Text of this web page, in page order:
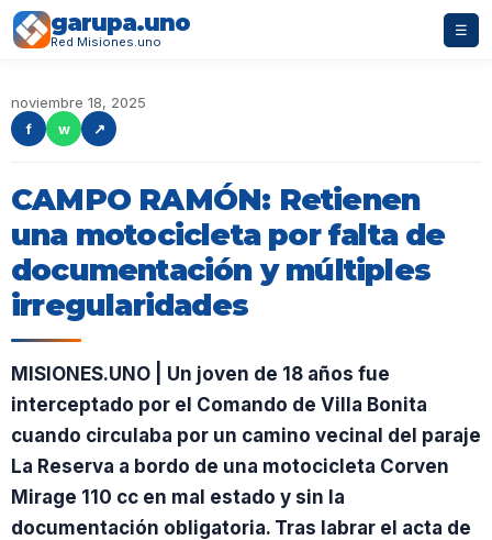
garupa.uno
Red Misiones.uno
☰
noviembre 18, 2025
f
w ↗
CAMPO RAMÓN: Retienen
una motocicleta por falta de
documentación y múltiples
irregularidades
MISIONES.UNO | Un joven de 18 años fue
interceptado por el Comando de Villa Bonita
cuando circulaba por un camino vecinal del paraje
La Reserva a bordo de una motocicleta Corven
Mirage 110 cc en mal estado y sin la
documentación obligatoria. Tras labrar el acta de